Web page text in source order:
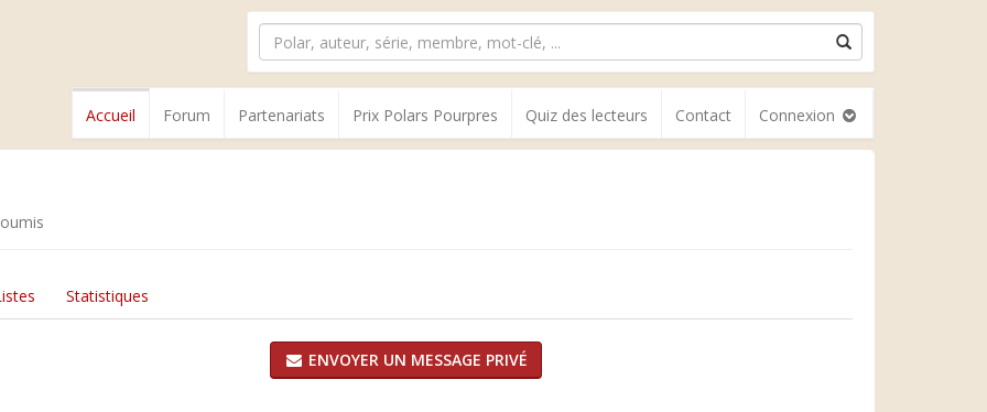
Accueil Forum Partenariats Prix Polars Pourpres Quiz des lecteurs Contact Connexion
Statistiques
ENVOYER UN MESSAGE PRIVÉ